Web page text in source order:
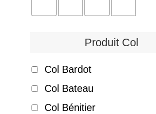
Produit Col
Col Bardot
Col Bateau
Col Bénitier